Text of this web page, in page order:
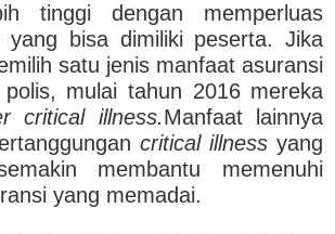
tinggi dengan memperluas
yang bisa dimiliki peserta. Jika
satu jenis manfaat asuransi
mulai tahun 2016 mereka
critical illness.Manfaat lainnya
critical illnessyang
membantu memenuhi
yang memadai.